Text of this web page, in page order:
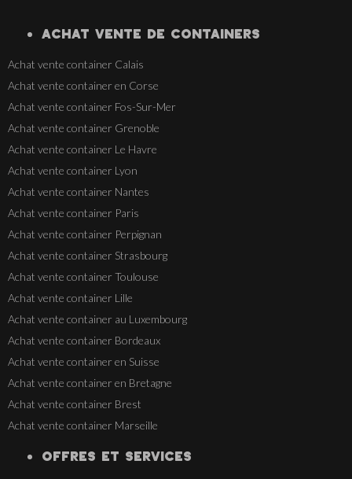
ACHAT VENTE DE CONTAINERS
Achat vente container Calais
Achat vente container en Corse
Achat vente container Fos-Sur-Mer
Achat vente container Grenoble
Achat vente container Le Havre
Achat vente container Lyon
Achat vente container Nantes
Achat vente container Paris
Achat vente container Perpignan
Achat vente container Strasbourg
Achat vente container Toulouse
Achat vente container Lille
Achat vente container au Luxembourg
Achat vente container Bordeaux
Achat vente container en Suisse
Achat vente container en Bretagne
Achat vente container Brest
Achat vente container Marseille
OFFRES ET SERVICES